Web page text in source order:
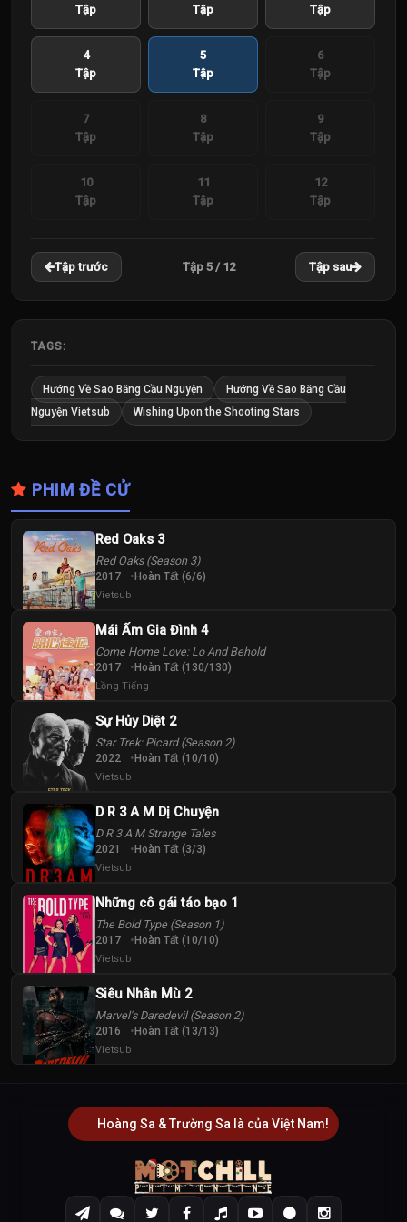
Tập
Tập
Tập
4
Tập
5
Tập
6
Tập
7
Tập
8
Tập
9
Tập
10
Tập
11
Tập
12
Tập
Tập trước Tập 5 / 12 Tập sau
TAGS:
Hướng Về Sao Băng Cầu Nguyện
Hướng Về Sao Băng Cầu
Nguyện Vietsub
Wishing Upon the Shooting Stars
PHIM ĐỀ CỬ
Red Oaks 3
Red Oaks (Season 3)
2017 Hoàn Tất (6/6)
Vietsub
Mái Ấm Gia Đình 4
Come Home Love: Lo And Behold
2017 Hoàn Tất (130/130)
Lồng Tiếng
Sự Hủy Diệt 2
Star Trek: Picard (Season 2)
2022 Hoàn Tất (10/10)
Vietsub
D R 3 A M Dị Chuyện
D R 3 A M Strange Tales
2021 Hoàn Tất (3/3)
Vietsub
Những cô gái táo bạo 1
The Bold Type (Season 1)
2017 Hoàn Tất (10/10)
Vietsub
Siêu Nhân Mù 2
Marvel's Daredevil (Season 2)
2016 Hoàn Tất (13/13)
Vietsub
Hoàng Sa & Trường Sa là của Việt Nam!